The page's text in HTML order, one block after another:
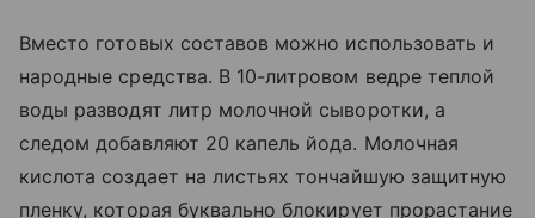
Вместо готовых составов можно использовать и
народные средства. В 10-литровом ведре теплой
воды разводят литр молочной сыворотки, а
следом добавляют 20 капель йода. Молочная
кислота создает на листьях тончайшую защитную
пленку, которая буквально блокирует прорастание